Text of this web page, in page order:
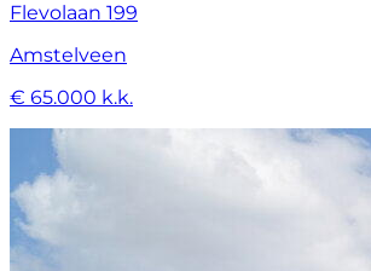
Flevolaan 199
Amstelveen
€ 65.000 k.k.